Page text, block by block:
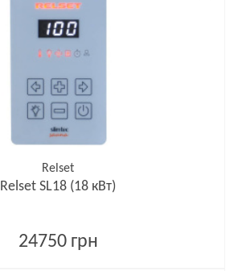
Relset
Relset SL18 (18 кВт)
24750 грн